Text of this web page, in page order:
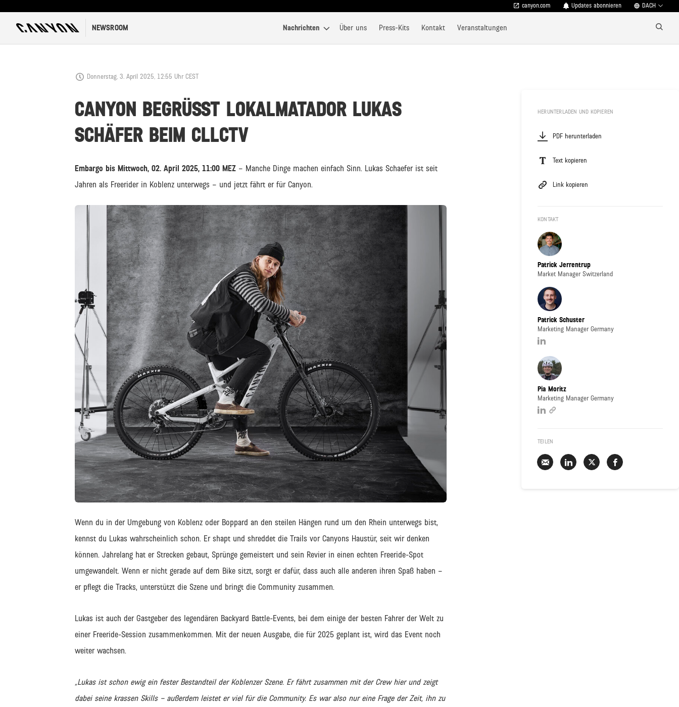
canyon.com Updates abonnieren DACH
NEWSROOM Nachrichten Über uns Press-Kits Veranstaltungen
Kontakt
Donnerstag, 3. April 2025, 12:55 Uhr CEST
CANYON BEGRÜSST LOKALMATADOR LUKAS
SCHÄFER BEIM CLLCTV
Embargo bis Mittwoch, 02. April 2025, 11:00 MEZ – Manche Dinge machen einfach Sinn. Lukas Schaefer ist seit
Jahren als Freerider in Koblenz unterwegs – und jetzt fährt er für Canyon.
JPG
Wenn du in der Umgebung von Koblenz oder Boppard an den steilen Hängen rund um den Rhein unterwegs bist,
kennst du Lukas wahrscheinlich schon. Er shapt und shreddet die Trails vor Canyons Haustür, seit wir denken
können. Jahrelang hat er Strecken gebaut, Sprünge gemeistert und sein Revier in einen echten Freeride-Spot
umgewandelt. Wenn er nicht gerade auf dem Bike sitzt, sorgt er dafür, dass auch alle anderen ihren Spaß haben –
er pflegt die Tracks, unterstützt die Szene und bringt die Community zusammen.
Lukas ist auch der Gastgeber des legendären Backyard Battle-Events, bei dem einige der besten Fahrer der Welt zu
einer Freeride-Session zusammenkommen. Mit der neuen Ausgabe, die für 2025 geplant ist, wird das Event noch
weiter wachsen.
„Lukas ist schon ewig ein fester Bestandteil der Koblenzer Szene. Er fährt zusammen mit der Crew hier und zeigt
dabei seine krassen Skills – außerdem leistet er viel für die Community. Es war also nur eine Frage der Zeit, ihn zu
HERUNTERLADEN UND KOPIEREN
PDF herunterladen
Text kopieren
Link kopieren
KONTAKT
Patrick Jerrentrup
Market Manager Switzerland
Patrick Schuster
Marketing Manager Germany
Pia Moritz
Marketing Manager Germany
TEILEN